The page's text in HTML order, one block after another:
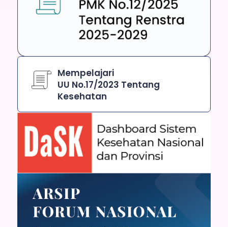
Mempelajari
UU No.17/2023 Tentang
Kesehatan